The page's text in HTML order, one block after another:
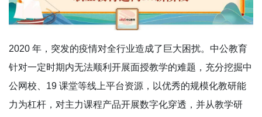
2020 年，突发的疫情对全行业造成了巨大困扰。中公教育
针对一定时期内无法顺利开展面授教学的难题，充分挖掘中
公网校、19 课堂等线上平台资源，以优秀的规模化教研能
力为杠杆，对主力课程产品开展数字化穿透，并从教学研